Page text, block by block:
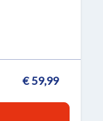
€ 59,99